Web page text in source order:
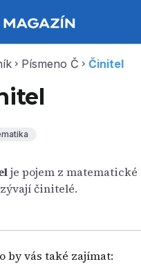
chevron_right Písmeno Č chevron_right Činitel
je pojem z matematické
činitelé.
by vás také zajímat: